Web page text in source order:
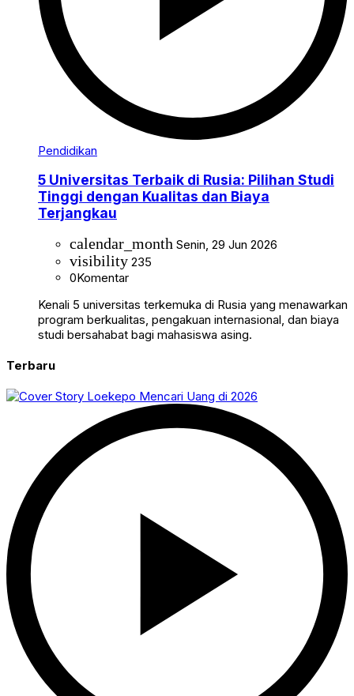
Pendidikan
5 Universitas Terbaik di Rusia: Pilihan Studi
Tinggi dengan Kualitas dan Biaya
Terjangkau
calendar_month Senin, 29 Jun 2026
visibility 235
0Komentar
Kenali 5 universitas terkemuka di Rusia yang menawarkan
program berkualitas, pengakuan internasional, dan biaya
studi bersahabat bagi mahasiswa asing.
Terbaru